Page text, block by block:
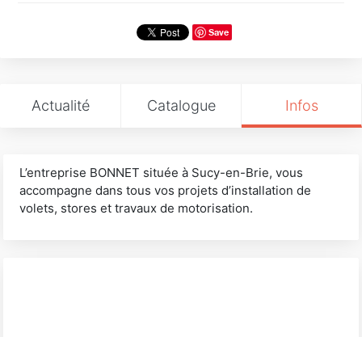
Save
Actualité Catalogue Infos
L’entreprise BONNET située à Sucy-en-Brie, vous
accompagne dans tous vos projets d’installation de
volets, stores et travaux de motorisation.